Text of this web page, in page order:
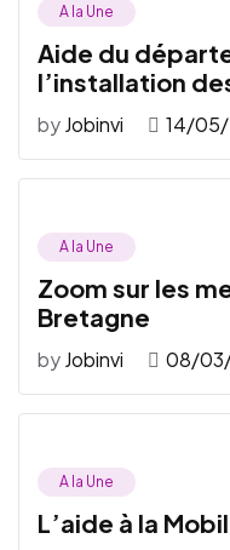
A la Une
Aide du
l’installation
byJobinvi 14/
A la Une
Zoom sur les
Bretagne
byJobinvi 08/
A la Une
L’aide à la